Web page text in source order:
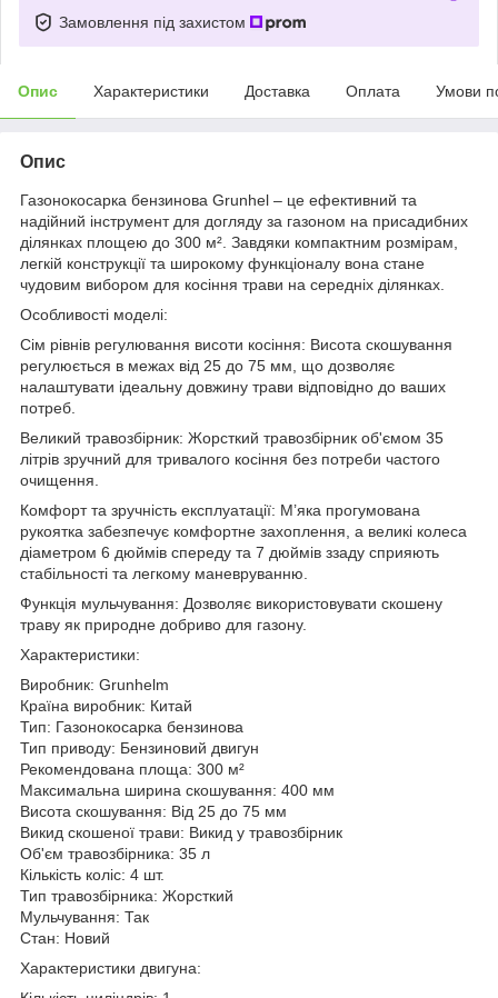
Замовлення під захистом
Опис Характеристики Доставка Оплата Умови
Опис
Газонокосарка бензинова Grunhel – це ефективний та
надійний інструмент для догляду за газоном на присадибних
ділянках площею до 300 м². Завдяки компактним розмірам,
легкій конструкції та широкому функціоналу вона стане
чудовим вибором для косіння трави на середніх ділянках.
Особливості моделі:
Сім рівнів регулювання висоти косіння: Висота скошування
регулюється в межах від 25 до 75 мм, що дозволяє
налаштувати ідеальну довжину трави відповідно до ваших
потреб.
Великий травозбірник: Жорсткий травозбірник об'ємом 35
літрів зручний для тривалого косіння без потреби частого
очищення.
Комфорт та зручність експлуатації: М’яка прогумована
рукоятка забезпечує комфортне захоплення, а великі колеса
діаметром 6 дюймів спереду та 7 дюймів ззаду сприяють
стабільності та легкому маневруванню.
Функція мульчування: Дозволяє використовувати скошену
траву як природне добриво для газону.
Характеристики:
Виробник: Grunhelm
Країна виробник: Китай
Тип: Газонокосарка бензинова
Тип приводу: Бензиновий двигун
Рекомендована площа: 300 м²
Максимальна ширина скошування: 400 мм
Висота скошування: Від 25 до 75 мм
Викид скошеної трави: Викид у травозбірник
Об'єм травозбірника: 35 л
Кількість коліс: 4 шт.
Тип травозбірника: Жорсткий
Мульчування: Так
Стан: Новий
Характеристики двигуна: